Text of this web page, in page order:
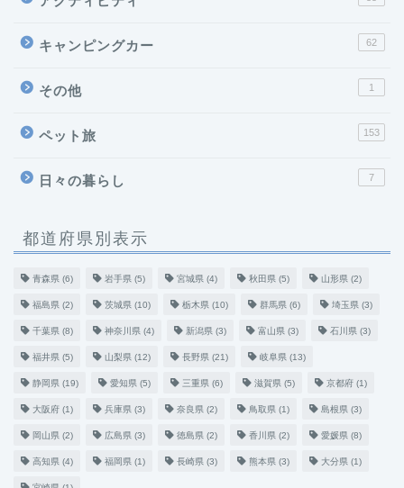
キャンピングカー 62
その他 1
ペット旅 153
日々の暮らし 7
都道府県別表示
青森県 (6) 岩手県 (5) 宮城県 (4) 秋田県 (5) 山形県 (2)
福島県 (2) 茨城県 (10) 栃木県 (10) 群馬県 (6) 埼玉県 (3)
千葉県 (8) 神奈川県 (4) 新潟県 (3) 富山県 (3) 石川県 (3)
福井県 (5) 山梨県 (12) 長野県 (21) 岐阜県 (13)
静岡県 (19) 愛知県 (5) 三重県 (6) 滋賀県 (5) 京都府 (1)
大阪府 (1) 兵庫県 (3) 奈良県 (2) 鳥取県 (1) 島根県 (3)
岡山県 (2) 広島県 (3) 徳島県 (2) 香川県 (2) 愛媛県 (8)
高知県 (4) 福岡県 (1) 長崎県 (3) 熊本県 (3) 大分県 (1)